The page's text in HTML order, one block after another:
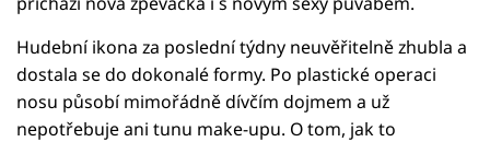
Hudební ikona za poslední týdny neuvěřitelně zhubla a
dostala se do dokonalé formy. Po plastické operaci
nosu působí mimořádně dívčím dojmem a už
nepotřebuje ani tunu make-upu. O tom, jak to